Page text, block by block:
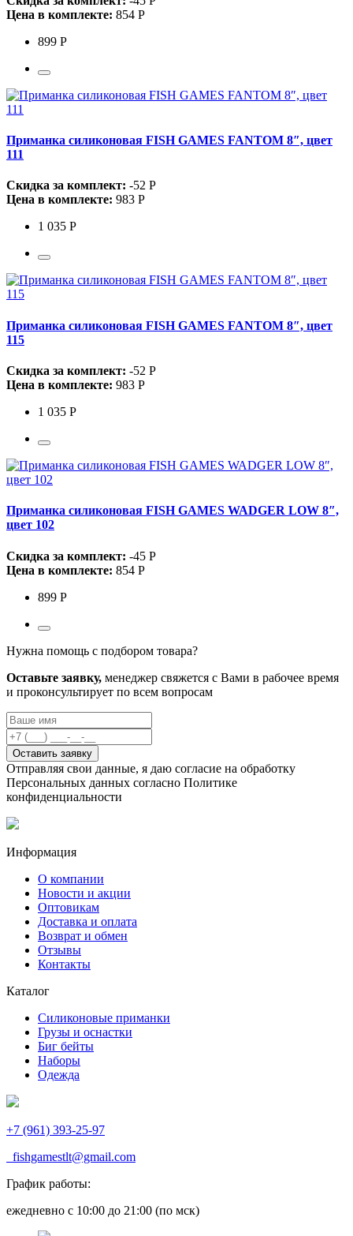
Цена в комплекте: 854 Р
899 Р
Приманка силиконовая FISH GAMES FANTOM 8″, цвет
111
Скидка за комплект: -52 Р
Цена в комплекте: 983 Р
1 035 Р
Приманка силиконовая FISH GAMES FANTOM 8″, цвет
115
Скидка за комплект: -52 Р
Цена в комплекте: 983 Р
1 035 Р
Приманка силиконовая FISH GAMES WADGER LOW 8″,
цвет 102
Скидка за комплект: -45 Р
Цена в комплекте: 854 Р
899 Р
Нужна помощь с подбором товара?
Оставьте заявку, менеджер свяжется с Вами в рабочее время
и проконсультирует по всем вопросам
Оставить заявку
Отправляя свои данные, я даю согласие на обработку
Персональных данных согласно Политике
конфиденциальности
Информация
О компании
Новости и акции
Оптовикам
Доставка и оплата
Возврат и обмен
Отзывы
Контакты
Каталог
Силиконовые приманки
Грузы и оснастки
Биг бейты
Наборы
Одежда
+7 (961) 393-25-97
fishgamestlt@gmail.com
График работы:
ежедневно с 10:00 до 21:00 (по мск)